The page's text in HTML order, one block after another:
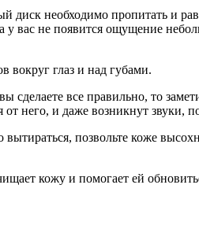
необходимо пропитать и
вас не появится ощущение
вокруг глаз и над губами.
все правильно, то
него, и даже возникнут звуки,
позвольте коже
кожу и помогает ей